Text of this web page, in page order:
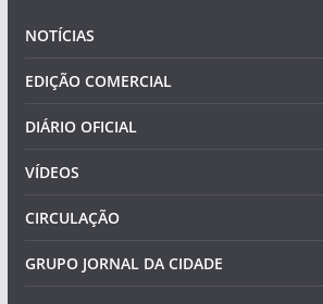
NOTÍCIAS
EDIÇÃO COMERCIAL
DIÁRIO OFICIAL
VÍDEOS
CIRCULAÇÃO
GRUPO JORNAL DA CIDADE